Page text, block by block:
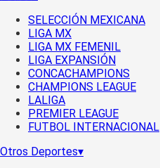
SELECCIÓN MEXICANA
LIGA MX
LIGA MX FEMENIL
LIGA EXPANSIÓN
CONCACHAMPIONS
CHAMPIONS LEAGUE
LALIGA
PREMIER LEAGUE
FUTBOL INTERNACIONAL
Otros Deportes▾